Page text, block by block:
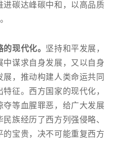
进碳达峰碳中和，以高品质
现代化。 坚持和平发展，
谋求自身发展，又以自身
，推动构建人类命运共同
征。西方国家的现代化，
夺等血腥罪恶，给广大发展
族经历了西方列强侵略、
宝贵，决不可能重复西方